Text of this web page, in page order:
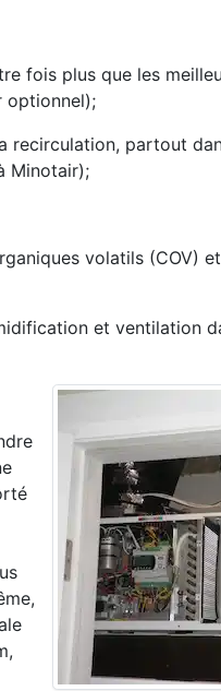
fois plus que les
optionnel);
partout
Minotair);
volatils (COV)
et ventilation